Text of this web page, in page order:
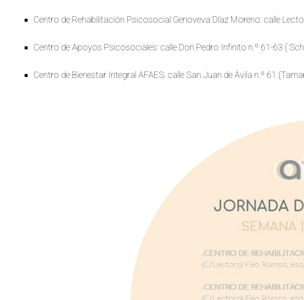
Centro de Rehabilitación Psicosocial Genoveva Díaz Moreno: calle
Centro de Apoyos Psicosociales: calle Don Pedro Infinito n.º 61-63 (
Centro de Bienestar Integral AFAES: calle San Juan de Ávila n.º 61